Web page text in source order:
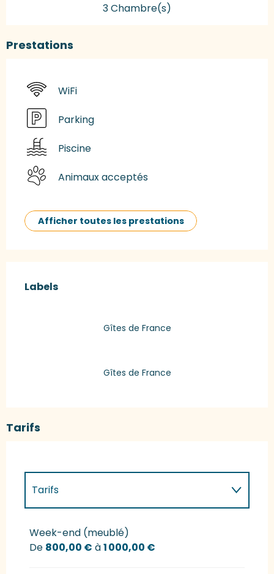
3 Chambre(s)
Prestations
WiFi
Parking
Piscine
Animaux acceptés
Afficher toutes les prestations
Labels
Labels
Gîtes de France
Gîtes de France
Tarifs
Tarifs
Tarifs 2027
Week-end (meublé)
De 800,00 € à1 000,00 €